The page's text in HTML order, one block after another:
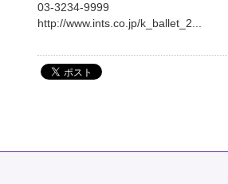
03-3234-9999
http://www.ints.co.jp/k_ballet_2...